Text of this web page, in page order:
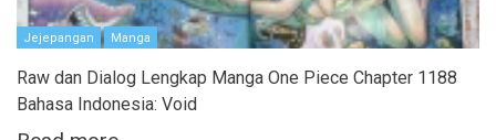
Jejepangan Manga
Raw dan Dialog Lengkap Manga One Piece Chapter 1188
Bahasa Indonesia: Void